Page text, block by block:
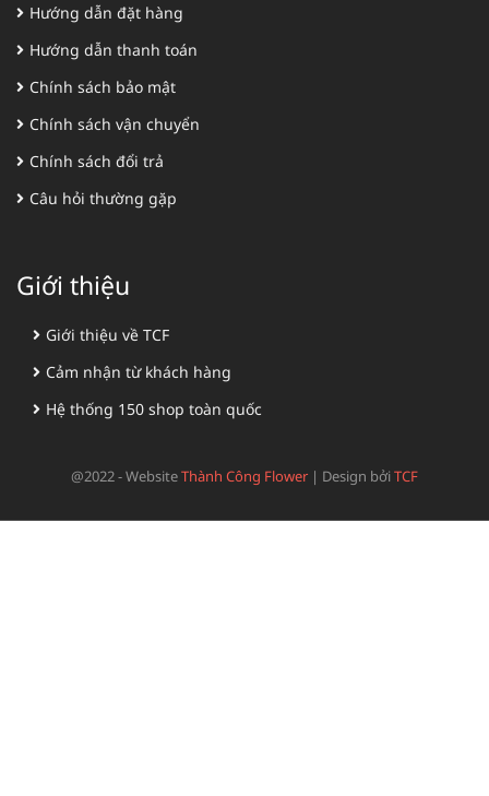
Hướng dẫn đặt hàng
Hướng dẫn thanh toán
Chính sách bảo mật
Chính sách vận chuyển
Chính sách đổi trả
Câu hỏi thường gặp
Giới thiệu
Giới thiệu về TCF
Cảm nhận từ khách hàng
Hệ thống 150 shop toàn quốc
@2022 - WebsiteThành Công Flower | Design bởiTCF